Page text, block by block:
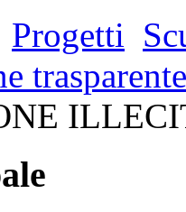
Progetti
trasparente